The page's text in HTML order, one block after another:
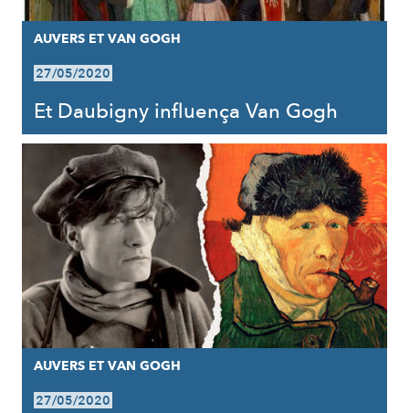
AUVERS ET VAN GOGH
27/05/2020
Et Daubigny influença Van Gogh
AUVERS ET VAN GOGH
27/05/2020